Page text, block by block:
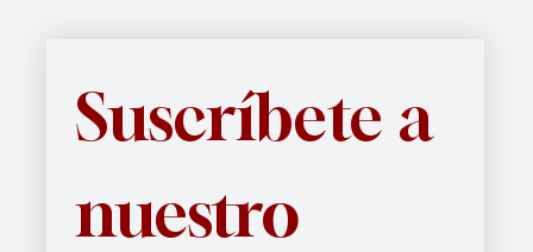
Suscríbete a
nuestro